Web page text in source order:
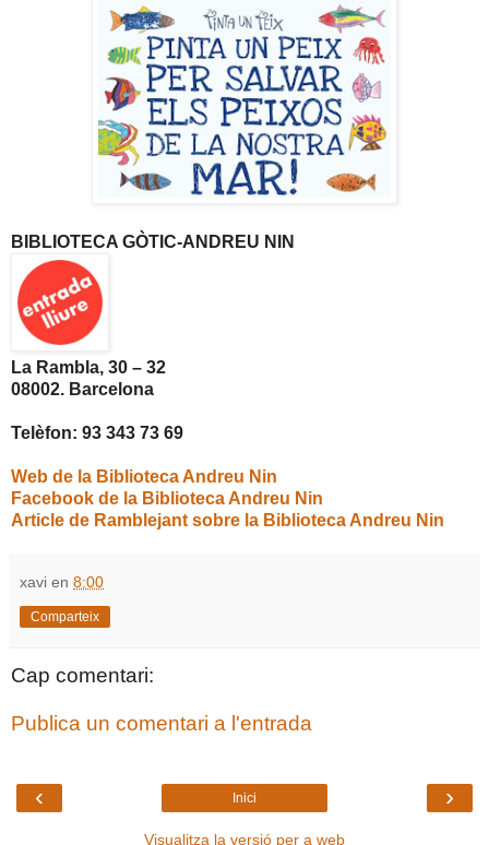
BIBLIOTECA GÒTIC-ANDREU NIN
La Rambla, 30 – 32
08002. Barcelona
Telèfon: 93 343 73 69
Web de la Biblioteca Andreu Nin
Facebook de la Biblioteca Andreu Nin
Article de Ramblejant sobre la Biblioteca Andreu Nin
xavi en 8:00
Comparteix
Cap comentari:
Publica un comentari a l'entrada
‹ ›
Inici
Visualitza la versió per a web